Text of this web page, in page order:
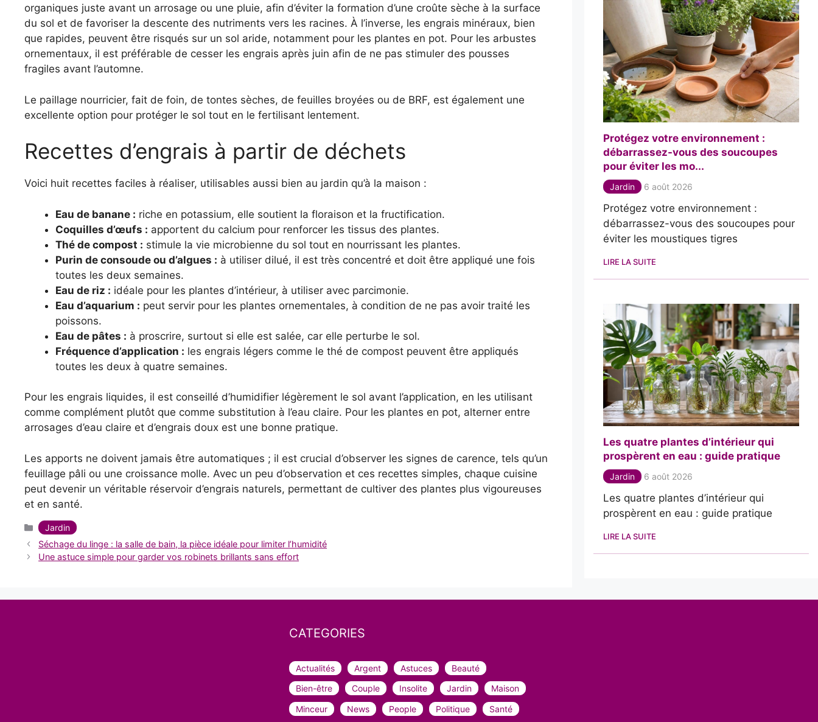
organiques juste avant un arrosage ou une pluie, afin d’éviter la formation d’une croûte sèche à la surface
du sol et de favoriser la descente des nutriments vers les racines. À l’inverse, les engrais minéraux, bien
que rapides, peuvent être risqués sur un sol aride, notamment pour les plantes en pot. Pour les arbustes
ornementaux, il est préférable de cesser les engrais après juin afin de ne pas stimuler des pousses
fragiles avant l’automne.
Le paillage nourricier, fait de foin, de tontes sèches, de feuilles broyées ou de BRF, est également une
excellente option pour protéger le sol tout en le fertilisant lentement.
Recettes d’engrais à partir de déchets
Voici huit recettes faciles à réaliser, utilisables aussi bien au jardin qu’à la maison :
Eau de banane : riche en potassium, elle soutient la floraison et la fructification.
Coquilles d’œufs : apportent du calcium pour renforcer les tissus des plantes.
Thé de compost : stimule la vie microbienne du sol tout en nourrissant les plantes.
Purin de consoude ou d’algues : à utiliser dilué, il est très concentré et doit être appliqué une fois
toutes les deux semaines.
Eau de riz : idéale pour les plantes d’intérieur, à utiliser avec parcimonie.
Eau d’aquarium : peut servir pour les plantes ornementales, à condition de ne pas avoir traité les
poissons.
Eau de pâtes : à proscrire, surtout si elle est salée, car elle perturbe le sol.
Fréquence d’application : les engrais légers comme le thé de compost peuvent être appliqués
toutes les deux à quatre semaines.
Pour les engrais liquides, il est conseillé d’humidifier légèrement le sol avant l’application, en les utilisant
comme complément plutôt que comme substitution à l’eau claire. Pour les plantes en pot, alterner entre
arrosages d’eau claire et d’engrais doux est une bonne pratique.
Les apports ne doivent jamais être automatiques ; il est crucial d’observer les signes de carence, tels qu’un
feuillage pâli ou une croissance molle. Avec un peu d’observation et ces recettes simples, chaque cuisine
peut devenir un véritable réservoir d’engrais naturels, permettant de cultiver des plantes plus vigoureuses
et en santé.
Catégories
Jardin
Séchage du linge : la salle de bain, la pièce idéale pour limiter l’humidité
Une astuce simple pour garder vos robinets brillants sans effort
Protégez votre environnement :
débarrassez-vous des soucoupes
pour éviter les mo...
Jardin 6 août 2026
Protégez votre environnement :
débarrassez-vous des soucoupes pour
éviter les moustiques tigres
LIRE LA SUITE
Les quatre plantes d’intérieur qui
prospèrent en eau : guide pratique
Jardin 6 août 2026
Les quatre plantes d’intérieur qui
prospèrent en eau : guide pratique
LIRE LA SUITE
CATEGORIES
Actualités Argent Astuces
Beauté
Bien-être
Couple Insolite Jardin
Maison
Minceur
News People Politique Santé